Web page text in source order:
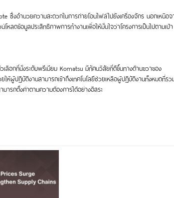
ซึ่งอำนวยความสะดวกในการถ่ายโอนไฟล์ไปยังเครื่องจักร นอกเหนือ
ลดข้อมูลประสิทธิภาพการทำงานเพื่อให้มั่นใจว่าโครงการเป็นไปตามเป้า
ลือกที่นั่งระดับพรีเมียม Komatsu มีทัศนวิสัยที่ดีขึ้นทางด้านขวาของ
ผู้ปฏิบัติงานสามารถเข้าถึงเทคโนโลยีช่วยเหลือผู้ปฏิบัติงานทั้งหมดที่ร
ารถตั้งค่าตามความต้องการได้อย่างอิสระ